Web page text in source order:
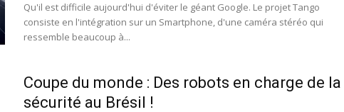
Qu'il est difficile aujourd'hui d'éviter le géant Google. Le projet Tango
consiste en l'intégration sur un Smartphone, d'une caméra stéréo qui
ressemble beaucoup à...
Coupe du monde : Des robots en charge de la
sécurité au Brésil !